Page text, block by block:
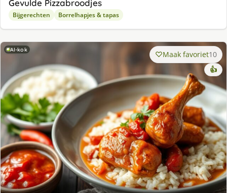
Gevulde Pizzabroodjes
Bijgerechten Borrelhapjes & tapas
AI-kok Maak favoriet10
👍